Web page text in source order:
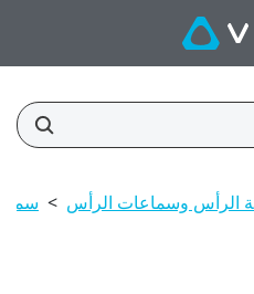
الرأس وسماعات الرأس >